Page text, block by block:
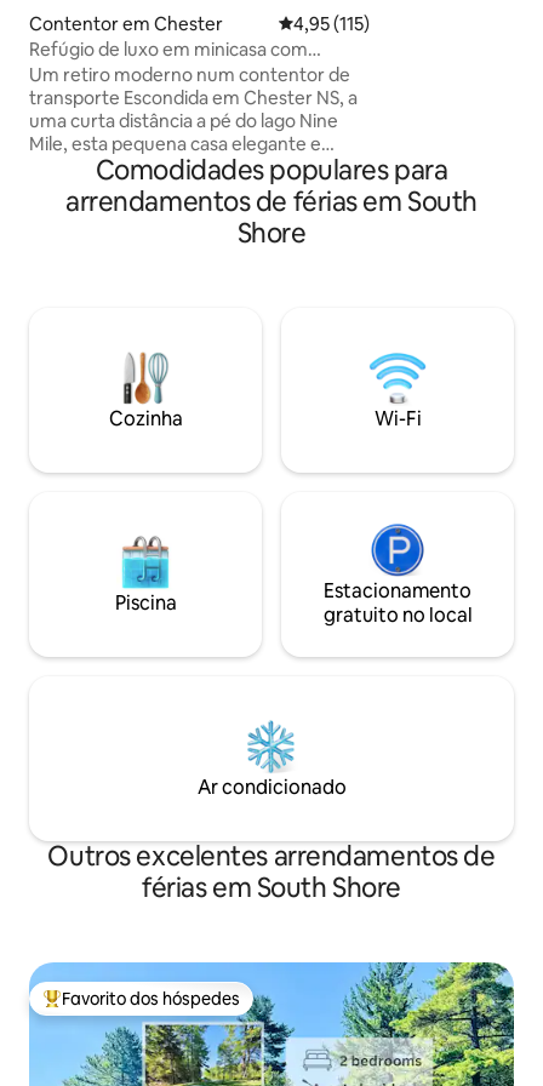
Contentor em Chester Classificação média de 4,95 em
4,95 (115)
Refúgio de luxo em minicasa com
banheira de hidromassagem perto de
Chester
Um retiro moderno num contentor de
transporte Escondida em Chester NS, a
uma curta distância a pé do lago Nine
Mile, esta pequena casa elegante e
requintada oferece grande conforto
num espaço compacto. Com um interior
acolhedor, lugares sentados ao ar livre e
todos os itens essenciais para uma
quadrados escondido em Chester NS.
Spa nórdico, Ski Martock, golfe ☆
Banheira DE hidromassagem Cozinha ☆
totalmente equipada, chá e café ☆ Wi-Fi
Comodidades populares para
arrendamentos de férias em South
Shore
Cozinha Wi-Fi
Piscina
Estacionamento
gratuito no local
Ar condicionado
Outros excelentes arrendamentos de
férias em South Shore
Favoritos dos hóspedes mais apreciados
Favorito dos hóspedes